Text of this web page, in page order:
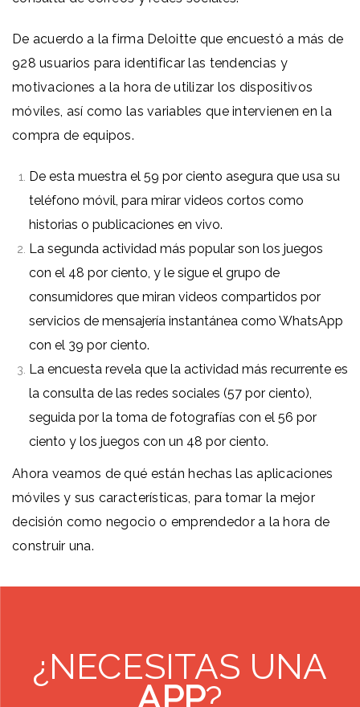
De acuerdo a la firma Deloitte que encuestó a más de
928 usuarios para identificar las tendencias y
motivaciones a la hora de utilizar los dispositivos
móviles, así como las variables que intervienen en la
compra de equipos.
De esta muestra el 59 por ciento asegura que usa su
teléfono móvil, para mirar videos cortos como
historias o publicaciones en vivo.
La segunda actividad más popular son los juegos
con el 48 por ciento, y le sigue el grupo de
consumidores que miran videos compartidos por
servicios de mensajería instantánea como WhatsApp
con el 39 por ciento.
La encuesta revela que la actividad más recurrente es
la consulta de las redes sociales (57 por ciento),
seguida por la toma de fotografías con el 56 por
ciento y los juegos con un 48 por ciento.
Ahora veamos de qué están hechas las aplicaciones
móviles y sus características, para tomar la mejor
decisión como negocio o emprendedor a la hora de
construir una.
¿NECESITAS UNA
APP?